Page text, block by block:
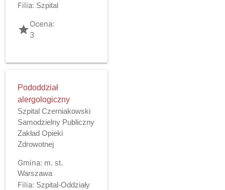
Filia: Szpital
gradeOcena:
3
Pododdział
alergologiczny
Szpital Czerniakowski
Samodzielny Publiczny
Zakład Opieki
Zdrowotnej
Gmina: m. st.
Warszawa
Filia: Szpital-Oddziały